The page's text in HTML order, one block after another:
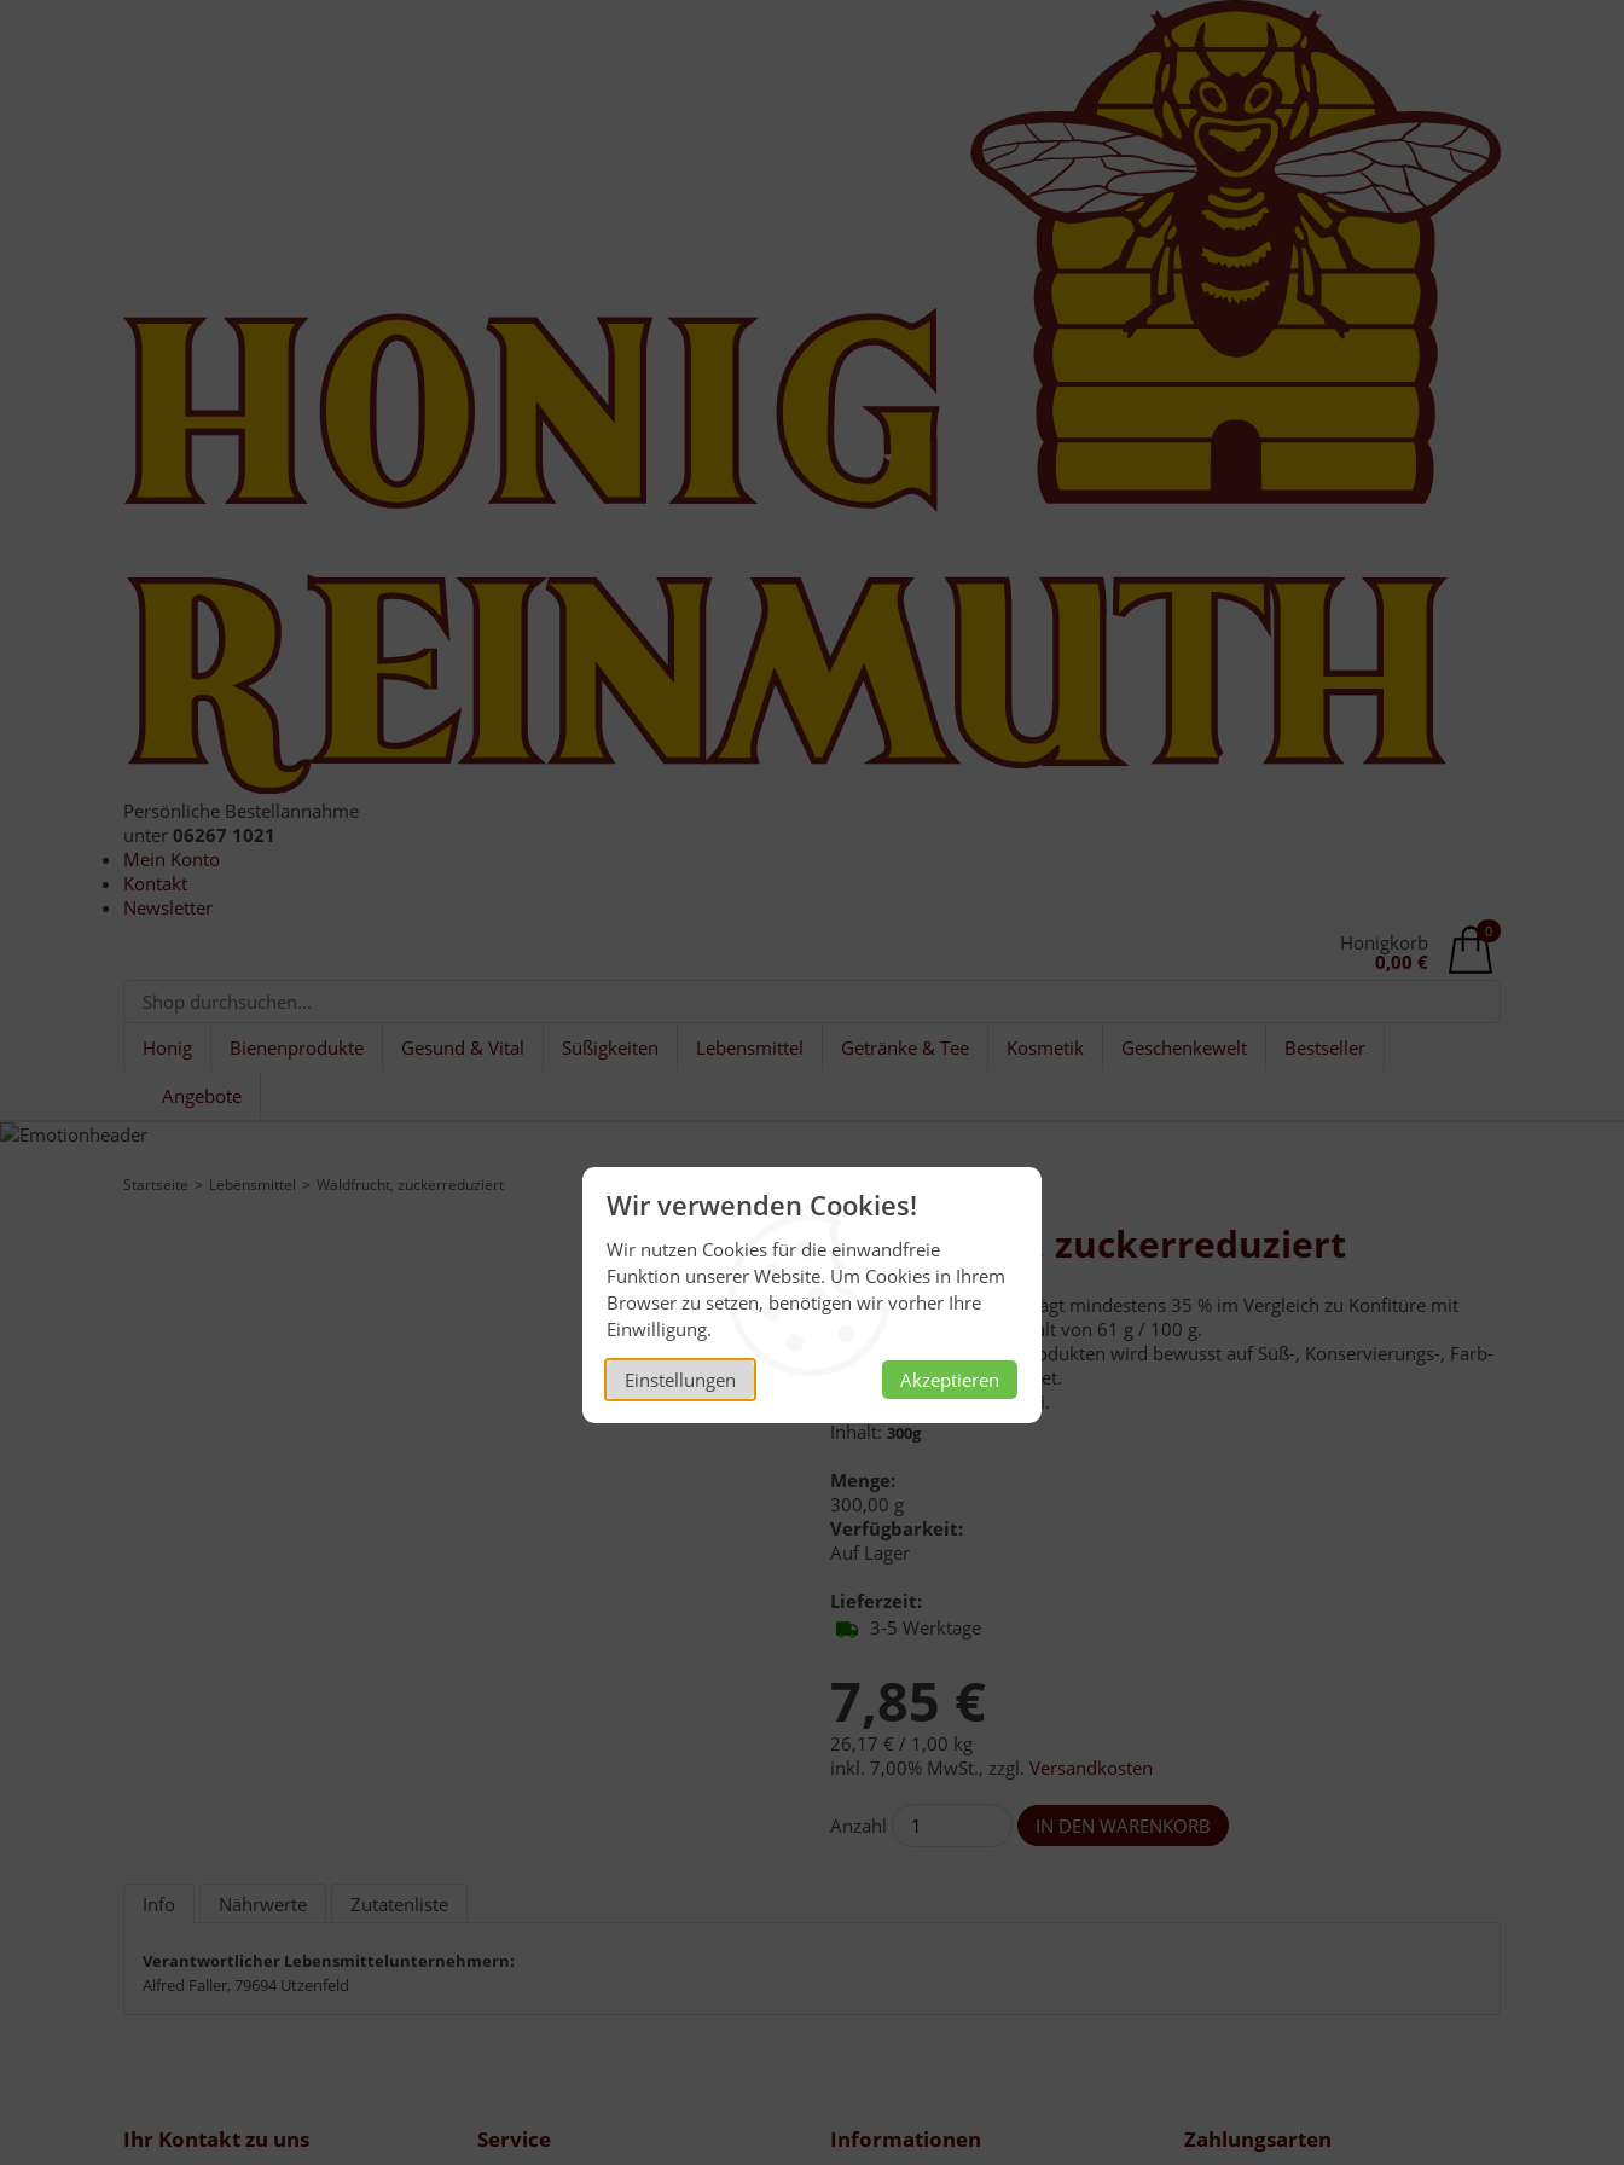
Wir verwenden Cookies!
Wir nutzen Cookies für die einwandfreie
Funktion unserer Website. Um Cookies in Ihrem
Browser zu setzen, benötigen wir vorher Ihre
Einwilligung.
Einstellungen Akzeptieren
Persönliche Bestellannahme
unter 06267 1021
Mein Konto
Kontakt
Newsletter
0
Honigkorb
0,00 €
Honig Bienenprodukte Gesund & Vital Süßigkeiten Lebensmittel Getränke & Tee Kosmetik Geschenkewelt
Bestseller
Angebote
Startseite Lebensmittel Waldfrucht, zuckerreduziert
Waldfrucht, zuckerreduziert
Die Zuckerreduktion beträgt mindestens 35 % im Vergleich zu Konfitüre mit
einem Gesamtzuckergehalt von 61 g / 100 g.
Auch bei diesen Faller-Produkten wird bewusst auf Süß-, Konservierungs-, Farb-
und Aromastoffe verzichtet.
Laut EU-Recht allergenfrei.
Inhalt:300g
Menge:
300,00 g
Verfügbarkeit:
Auf Lager
Lieferzeit:
3-5 Werktage
7,85 €
26,17 € / 1,00 kg
inkl. 7,00% MwSt., zzgl. Versandkosten
Anzahl
Info Nährwerte Zutatenliste
Verantwortlicher Lebensmittelunternehmern:
Alfred Faller, 79694 Utzenfeld
Ihr Kontakt zu uns Service Informationen Zahlungsarten